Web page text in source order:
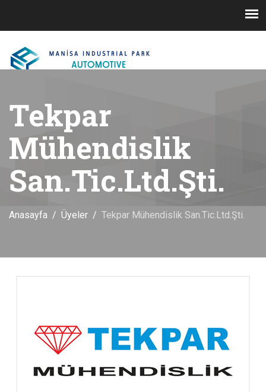
Tekpar
Mühendislik
San.Tic.Ltd.Şti.
Anasayfa Üyeler Tekpar Mühendislik San.Tic.Ltd.Şti.